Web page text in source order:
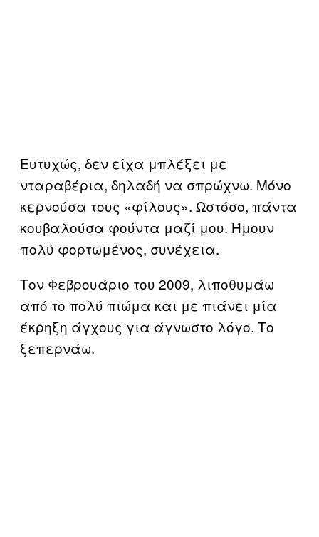
Ευτυχώς, δεν είχα μπλέξει με
νταραβέρια, δηλαδή να σπρώχνω. Μόνο
κερνούσα τους «φίλους». Ωστόσο, πάντα
κουβαλούσα φούντα μαζί μου. Ήμουν
πολύ φορτωμένος, συνέχεια.
Τον Φεβρουάριο του 2009, λιποθυμάω
από το πολύ πιώμα και με πιάνει μία
έκρηξη άγχους για άγνωστο λόγο. Το
ξεπερνάω.